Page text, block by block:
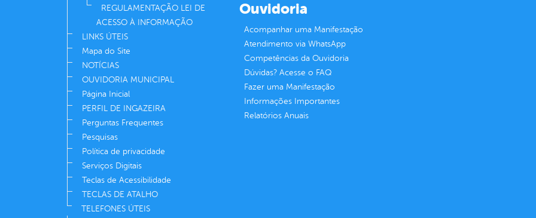
REGULAMENTAÇÃO LEI DE
ACESSO À INFORMAÇÃO
LINKS ÚTEIS
Mapa do Site
NOTÍCIAS
OUVIDORIA MUNICIPAL
Página Inicial
PERFIL DE INGAZEIRA
Perguntas Frequentes
Pesquisas
Política de privacidade
Serviços Digitais
Teclas de Acessibilidade
TECLAS DE ATALHO
TELEFONES ÚTEIS
Ouvidoria
Acompanhar uma Manifestação
Atendimento via WhatsApp
Competências da Ouvidoria
Dúvidas? Acesse o FAQ
Fazer uma Manifestação
Informações Importantes
Relatórios Anuais